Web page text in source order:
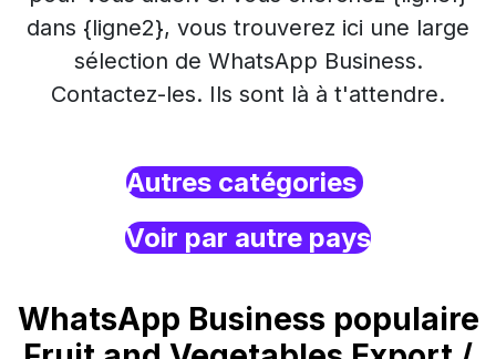
dans {ligne2}, vous trouverez ici une large
sélection de WhatsApp Business.
Contactez-les. Ils sont là à t'attendre.
Autres catégories
Voir par autre pays
WhatsApp Business populaire